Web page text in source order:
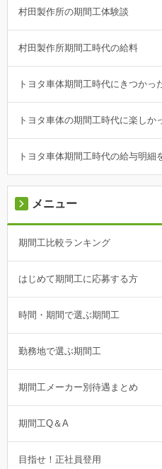
村田製作所の期間工体験談
村田製作所期間工時代の給料
トヨタ車体期間工時代にきつかっ
トヨタ車体の期間工時代に楽しか
トヨタ車体期間工時代の給与明細
メニュー
期間工比較ランキング
はじめて期間工に応募する方
時間・期間で選ぶ期間工
勤務地で選ぶ期間工
期間工メーカー別待遇まとめ
期間工Q＆A
目指せ！正社員登用